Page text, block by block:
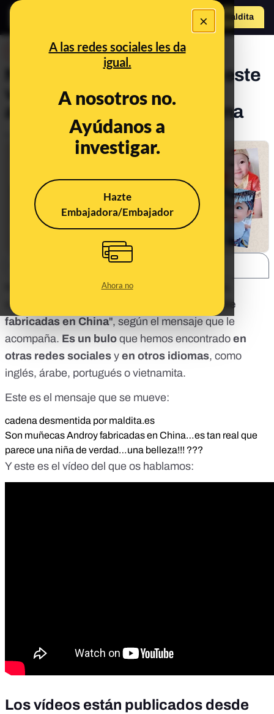
×
A las redes sociales les da
igual.
A nosotros no.
Ayúdanos a
investigar.
Hazte
Embajadora/Embajador
Ahora no
Hazte Maldito
No, la niña que aparece en este
vídeo no es una "muñeca
androide" fabricada en China
Jan 2, 2020, 7:04:00 AM
Nos seguís consultando por un vídeo en el que,
supuestamente, aparecen "
muñecas androide
fabricadas en China", según el mensaje que le
acompaña. Es un bulo que hemos encontrado en
otras redes sociales y en otros idiomas, como
inglés, árabe, portugués o vietnamita.
Este es el mensaje que se mueve:
cadena desmentida por maldita.es
Son muñecas Androy fabricadas en China…es tan real que
parece una niña de verdad…una belleza!!! ???
Y este es el vídeo del que os hablamos:
Los vídeos están publicados desde